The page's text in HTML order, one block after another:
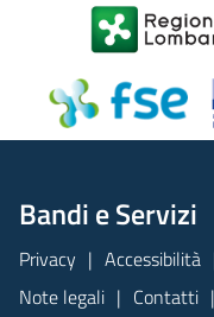
Bandi e Servizi
Privacy Accessibilità
Note legali
Contatti